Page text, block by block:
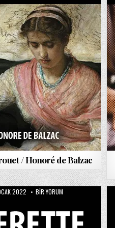
/ Honoré de Balzac
2022 PIERRETTE
/
DE
BALZAC
IÇIN
BIR YORUM